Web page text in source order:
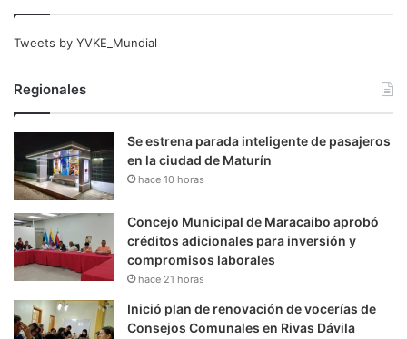
Tweets by YVKE_Mundial
Regionales
Se estrena parada inteligente de pasajeros
en la ciudad de Maturín
hace 10 horas
Concejo Municipal de Maracaibo aprobó
créditos adicionales para inversión y
compromisos laborales
hace 21 horas
Inició plan de renovación de vocerías de
Consejos Comunales en Rivas Dávila